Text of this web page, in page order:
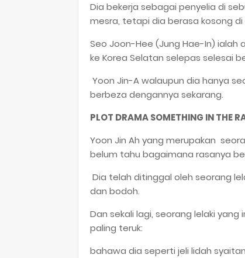
Dia bekerja sebagai penyelia di
mesra, tetapi dia berasa kosong di
Seo Joon-Hee (Jung Hae-In) ialah
ke Korea Selatan selepas selesai
Yoon Jin-A walaupun dia hanya
berbeza dengannya sekarang.
PLOT DRAMA SOMETHING IN THE
Yoon Jin Ah yang merupakan
belum tahu bagaimana rasanya
Dia telah ditinggal oleh seorang
dan bodoh.
Dan sekali lagi, seorang lelaki
paling teruk:
bahawa dia seperti jeli lidah